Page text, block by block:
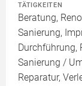
TÄTIGKEITEN
Beratung,
Sanierung,
Durchführung,
Sanierung /
Reparatur,